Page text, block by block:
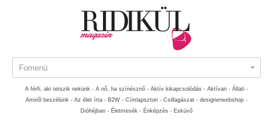
Fomenü
A férfi, aki tetszik nekünk - A nő, ha színésznő - Aktív kikapcsolódás - Aktívan - Állati -
Amiről beszélünk - Az élet írta - B2W - Címlapsztori - Csillagászat - designerwebshop -
Dióhéjban - Életmesék - Énképzés - Esküvő